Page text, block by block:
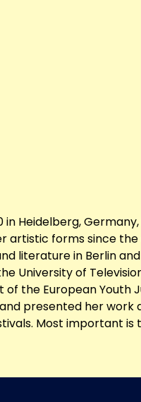
in Heidelberg,
artistic forms since the
literature in Berlin
University of
of the European Youth
presented her work
Most important